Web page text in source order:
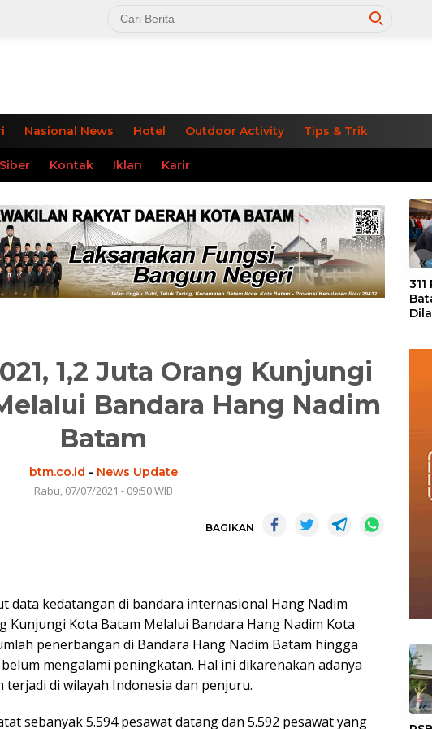
Nasional News Hotel Outdoor Activity Tips & Trik
Kontak Iklan Karir
1,2 Juta Orang Kunjungi
Bandara Hang Nadim
Batam
btm.co.id - News Update
Rabu, 07/07/2021 - 09:50 WIB
BAGIKAN
data kedatangan di bandara internasional Hang Nadim
Kunjungi Kota Batam Melalui Bandara Hang Nadim Kota
penerbangan di Bandara Hang Nadim Batam hingga
mengalami peningkatan. Hal ini dikarenakan adanya
terjadi di wilayah Indonesia dan penjuru.
sebanyak 5.594 pesawat datang dan 5.592 pesawat yang
«
«